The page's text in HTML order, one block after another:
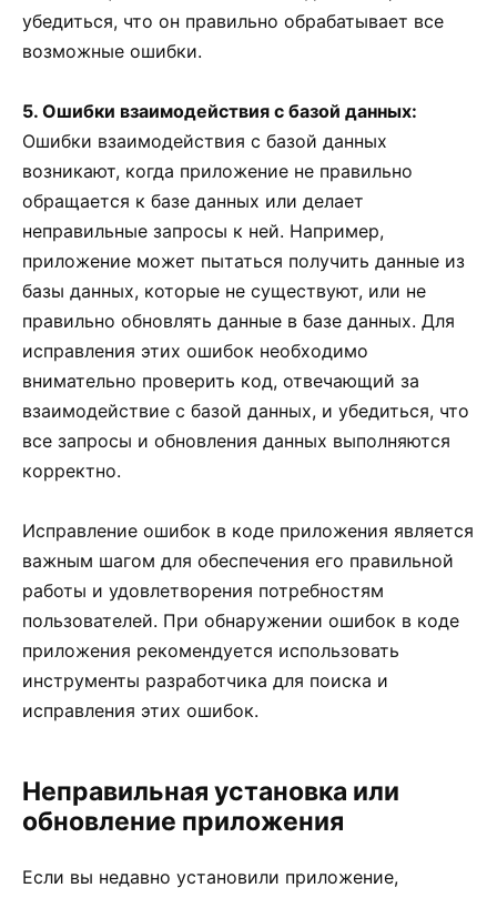
убедиться, что он правильно обрабатывает все
возможные ошибки.
5. Ошибки взаимодействия с базой данных:
Ошибки взаимодействия с базой данных
возникают, когда приложение не правильно
обращается к базе данных или делает
неправильные запросы к ней. Например,
приложение может пытаться получить данные из
базы данных, которые не существуют, или не
правильно обновлять данные в базе данных. Для
исправления этих ошибок необходимо
внимательно проверить код, отвечающий за
взаимодействие с базой данных, и убедиться, что
все запросы и обновления данных выполняются
корректно.
Исправление ошибок в коде приложения является
важным шагом для обеспечения его правильной
работы и удовлетворения потребностям
пользователей. При обнаружении ошибок в коде
приложения рекомендуется использовать
инструменты разработчика для поиска и
исправления этих ошибок.
Неправильная установка или
обновление приложения
Если вы недавно установили приложение,